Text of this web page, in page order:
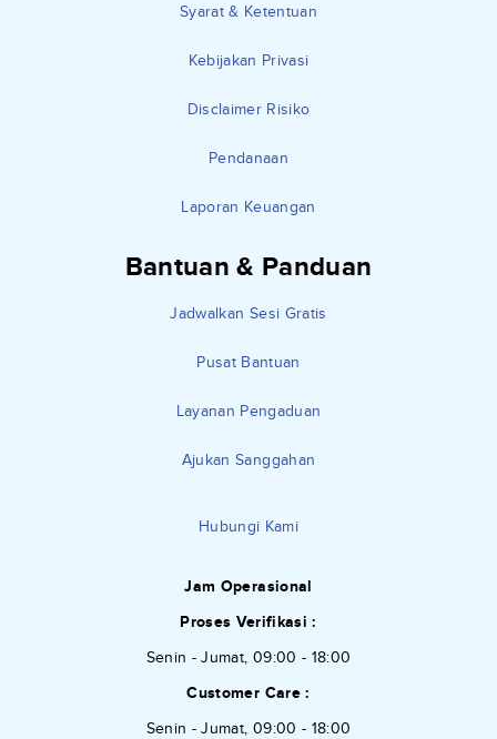
Syarat & Ketentuan
Kebijakan Privasi
Disclaimer Risiko
Pendanaan
Laporan Keuangan
Bantuan & Panduan
Jadwalkan Sesi Gratis
Pusat Bantuan
Layanan Pengaduan
Ajukan Sanggahan
Hubungi Kami
Jam Operasional
Proses Verifikasi :
Senin - Jumat, 09:00 - 18:00
Customer Care :
Senin - Jumat, 09:00 - 18:00